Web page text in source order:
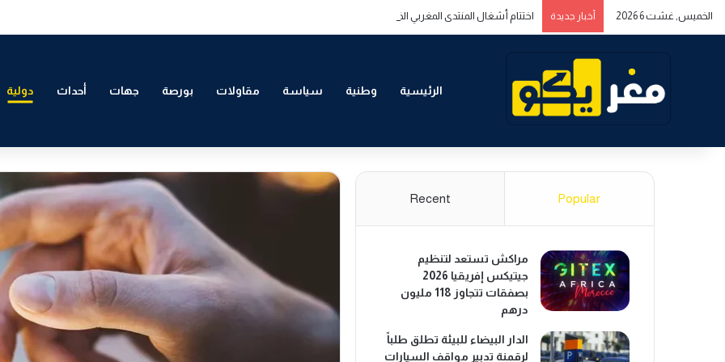
الخميس, غشت 6 2026 أخبار جديدة اختتام أشغال المنتدى المغربي الخليجي حول التمكين الاقتصادي والاجتماعي للشباب بالدار البيضاء
الرئيسية وطنية سياسة مقاولات بورصة جهات أحداث دولية
Popular
Recent
مراكش تستعد لتنظيم
جيتيكس إفريقيا 2026
بصفقات تتجاوز 118 مليون
درهم
الدار البيضاء للبيئة تطلق طلباً
لرقمنة تدبير مواقف السيارات